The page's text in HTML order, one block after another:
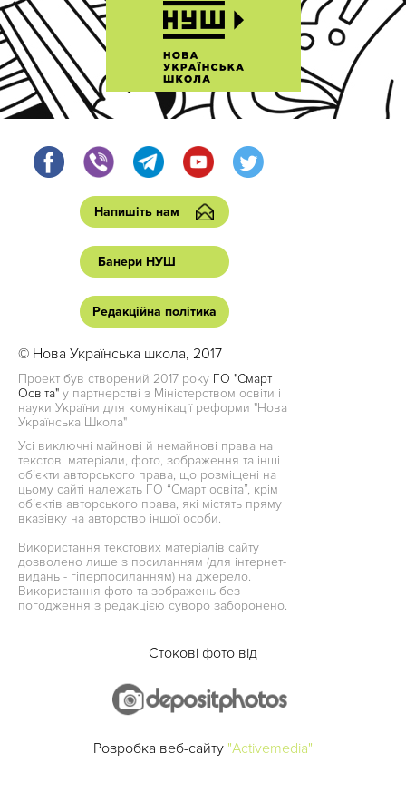
Напишіть нам
Банери НУШ
Редакційна політика
© Нова Українська школа, 2017
Проект був створений 2017 року ГО "Смарт
Освіта" у партнерстві з Міністерством освіти і
науки України для комунікації реформи "Нова
Українська Школа"
Усі виключні майнові й немайнові права на
текстові матеріали, фото, зображення та інші
об’єкти авторського права, що розміщені на
цьому сайті належать ГО “Смарт освіта”, крім
об’єктів авторського права, які містять пряму
вказівку на авторство іншої особи.
Використання текстових матеріалів сайту
дозволено лише з посиланням (для інтернет-
видань - гіперпосиланням) на джерело.
Використання фото та зображень без
погодження з редакцією суворо заборонено.
Стокові фото від
Розробка веб-сайту "Activemedia"